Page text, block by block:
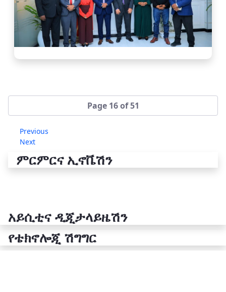
Page 16 of 51
Previous
Next
ምርምርና ኢኖቬሽን
አይሲቲና ዲጂታላይዜሽን
የቴክኖሎጂ ሽግግር